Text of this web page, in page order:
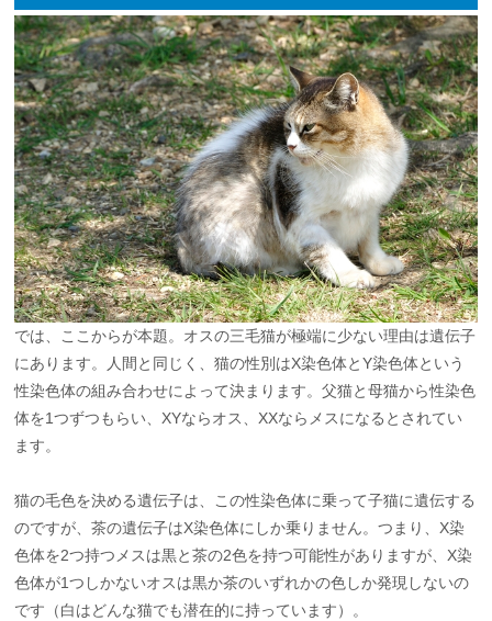
では、ここからが本題。オスの三毛猫が極端に少ない理由は遺伝子
にあります。人間と同じく、猫の性別はX染色体とY染色体という
性染色体の組み合わせによって決まります。父猫と母猫から性染色
体を1つずつもらい、XYならオス、XXならメスになるとされてい
ます。
猫の毛色を決める遺伝子は、この性染色体に乗って子猫に遺伝する
のですが、茶の遺伝子はX染色体にしか乗りません。つまり、X染
色体を2つ持つメスは黒と茶の2色を持つ可能性がありますが、X染
色体が1つしかないオスは黒か茶のいずれかの色しか発現しないの
です（白はどんな猫でも潜在的に持っています）。